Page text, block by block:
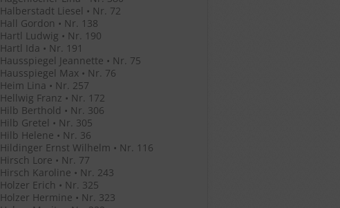
Halberstadt Liesel • Nr. 72
Hall Gordon • Nr. 138
Hartl Ludwig • Nr. 190
Hartl Ida • Nr. 191
Hausspiegel Jeannette • Nr. 75
Hausspiegel Max • Nr. 76
Heim Lina • Nr. 257
Hellwig Franz • Nr. 172
Hilb Berthold • Nr. 306
Hilb Gretel • Nr. 305
Hilb Helene • Nr. 36
Hildinger Ernst Wilhelm • Nr. 116
Hirsch Lore • Nr. 77
Hirsch Karoline • Nr. 243
Holzer Erich • Nr. 325
Holzer Hermine • Nr. 323